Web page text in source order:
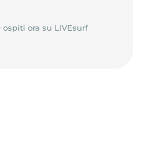
ora su LIVEsurf